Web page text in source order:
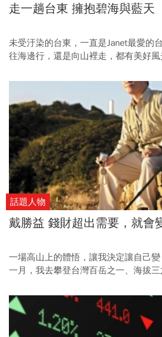
走一趟台東 擁抱碧海與藍天
未受汙染的台東，一直是Janet最愛的
往海邊行，還是向山裡走，都有美好
話題人物
戴勝益 錢財超出需要，就會
一場高山上的體悟，讓我決定讓自己
一月，我去攀登台灣百岳之一、海拔
骨；有時候你明明看到有路走，但卻
森林。